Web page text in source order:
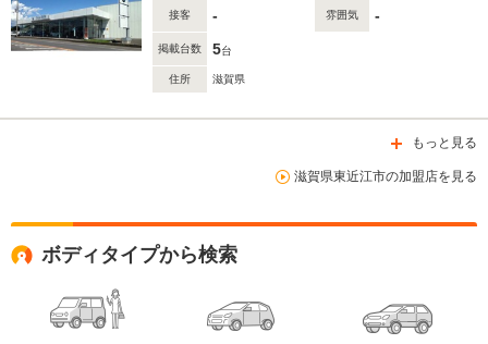
接客 - 雰囲気 -
掲載台数 5台
住所 滋賀県
もっと見る
滋賀県東近江市の加盟店を見る
ボディタイプから検索